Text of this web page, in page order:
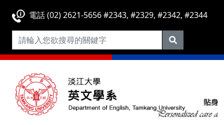
電話 (02) 2621-5656 #2343, #2329, #2342, #2344